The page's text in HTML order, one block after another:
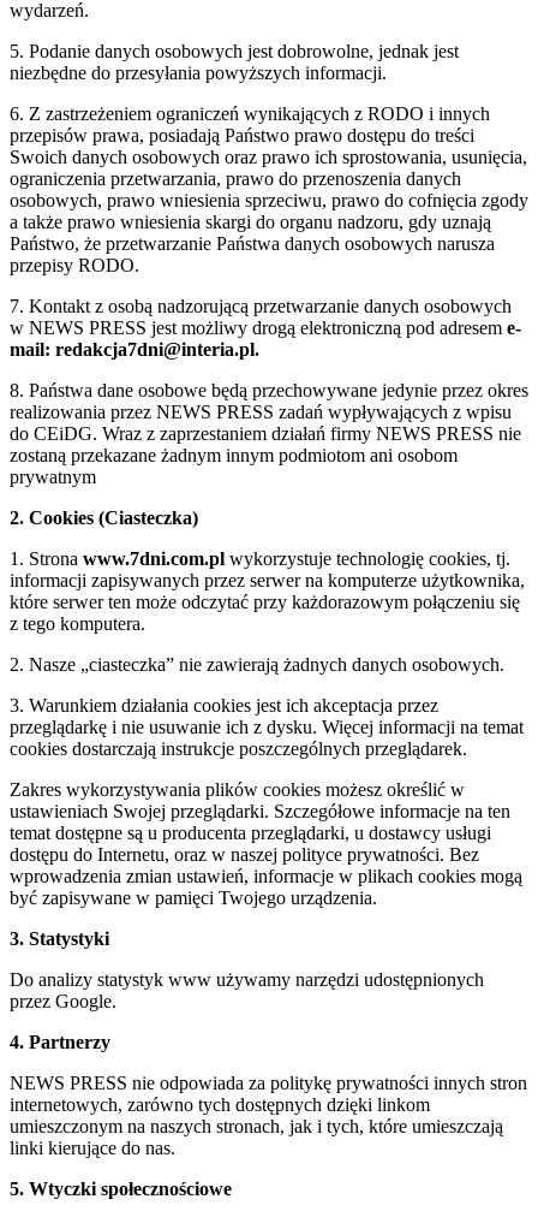
wydarzeń.
5. Podanie danych osobowych jest dobrowolne, jednak jest
niezbędne do przesyłania powyższych informacji.
6. Z zastrzeżeniem ograniczeń wynikających z RODO i innych
przepisów prawa, posiadają Państwo prawo dostępu do treści
Swoich danych osobowych oraz prawo ich sprostowania, usunięcia,
ograniczenia przetwarzania, prawo do przenoszenia danych
osobowych, prawo wniesienia sprzeciwu, prawo do cofnięcia zgody
a także prawo wniesienia skargi do organu nadzoru, gdy uznają
Państwo, że przetwarzanie Państwa danych osobowych narusza
przepisy RODO.
7. Kontakt z osobą nadzorującą przetwarzanie danych osobowych
w NEWS PRESS jest możliwy drogą elektroniczną pod adresem e-
mail: redakcja7dni@interia.pl.
8. Państwa dane osobowe będą przechowywane jedynie przez okres
realizowania przez NEWS PRESS zadań wypływających z wpisu
do CEiDG. Wraz z zaprzestaniem działań firmy NEWS PRESS nie
zostaną przekazane żadnym innym podmiotom ani osobom
prywatnym
2. Cookies (Ciasteczka)
1. Strona www.7dni.com.pl wykorzystuje technologię cookies, tj.
informacji zapisywanych przez serwer na komputerze użytkownika,
które serwer ten może odczytać przy każdorazowym połączeniu się
z tego komputera.
2. Nasze „ciasteczka” nie zawierają żadnych danych osobowych.
3. Warunkiem działania cookies jest ich akceptacja przez
przeglądarkę i nie usuwanie ich z dysku. Więcej informacji na temat
cookies dostarczają instrukcje poszczególnych przeglądarek.
Zakres wykorzystywania plików cookies możesz określić w
ustawieniach Swojej przeglądarki. Szczegółowe informacje na ten
temat dostępne są u producenta przeglądarki, u dostawcy usługi
dostępu do Internetu, oraz w naszej polityce prywatności. Bez
wprowadzenia zmian ustawień, informacje w plikach cookies mogą
być zapisywane w pamięci Twojego urządzenia.
3. Statystyki
Do analizy statystyk www używamy narzędzi udostępnionych
przez Google.
4. Partnerzy
NEWS PRESS nie odpowiada za politykę prywatności innych stron
internetowych, zarówno tych dostępnych dzięki linkom
umieszczonym na naszych stronach, jak i tych, które umieszczają
linki kierujące do nas.
5. Wtyczki społecznościowe